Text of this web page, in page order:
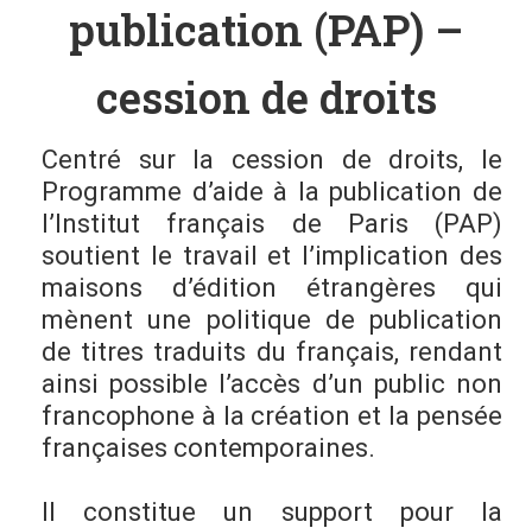
publication (PAP) –
cession de droits
Centré sur la cession de droits, le
Programme d’aide à la publication de
l’Institut français de Paris (PAP)
soutient le travail et l’implication des
maisons d’édition étrangères qui
mènent une politique de publication
de titres traduits du français, rendant
ainsi possible l’accès d’un public non
francophone à la création et la pensée
françaises contemporaines.
Il constitue un support pour la